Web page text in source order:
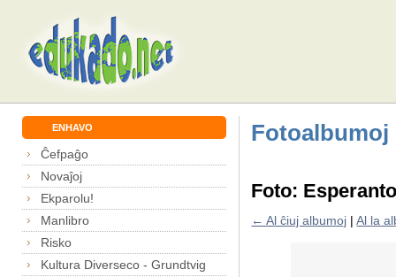
ENHAVO
Ĉefpaĝo
Novaĵoj
Ekparolu!
Manlibro
Risko
Kultura Diverseco - Grundtvig
Fotoalbumoj
Foto:
← Al ĉiuj albumoj |Al la